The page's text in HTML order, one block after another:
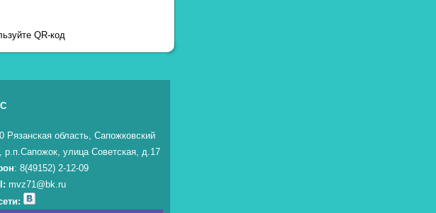
QR-код
Рязанская область, Сапожковский
р.п.Сапожок, улица Советская, д.17
: 8(49152) 2-12-09
mvz71@bk.ru